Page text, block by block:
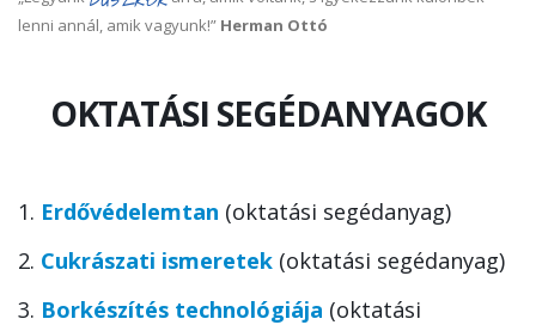
lenni annál, amik vagyunk!” Herman Ottó
OKTATÁSI SEGÉDANYAGOK
1. Erdővédelemtan (oktatási segédanyag)
2. Cukrászati ismeretek (oktatási segédanyag)
3. Borkészítés technológiája (oktatási